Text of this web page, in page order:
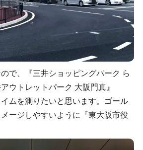
で、『三井ショッピングパーク ら
ウトレットパーク 大阪門真』
ムを測りたいと思います。ゴール
ージしやすいように『東大阪市役